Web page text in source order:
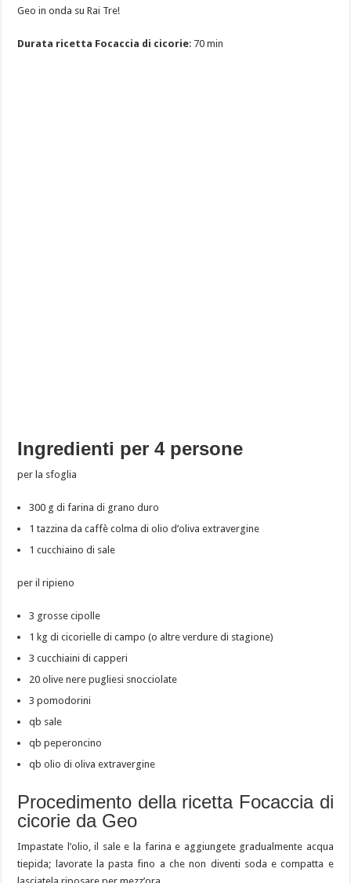
Geo in onda su Rai Tre!
Durata ricetta Focaccia di cicorie: 70 min
Ingredienti per 4 persone
per la sfoglia
300 g di farina di grano duro
1 tazzina da caffè colma di olio d’oliva extravergine
1 cucchiaino di sale
per il ripieno
3 grosse cipolle
1 kg di cicorielle di campo (o altre verdure di stagione)
3 cucchiaini di capperi
20 olive nere pugliesi snocciolate
3 pomodorini
qb sale
qb peperoncino
qb olio di oliva extravergine
Procedimento della ricetta Focaccia di
cicorie da Geo
Impastate l’olio, il sale e la farina e aggiungete gradualmente acqua
tiepida; lavorate la pasta fino a che non diventi soda e compatta e